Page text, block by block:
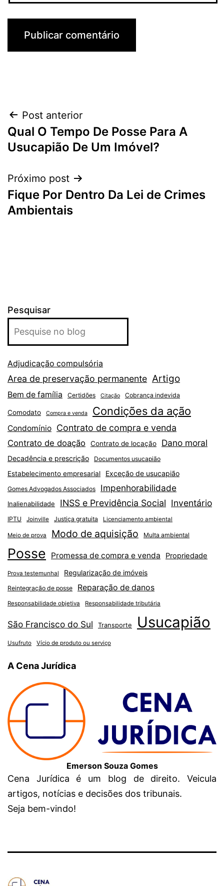
Navegação
de
Post anterior
Qual O Tempo De Posse Para A
Usucapião De Um Imóvel?
Próximo post
Fique Por Dentro Da Lei de Crimes
Ambientais
Pesquisar
Adjudicação compulsória
Area de preservação permanente Artigo
Bem de família Certidões Citação Cobrança indevida
Comodato Compra e venda Condições da ação
Condomínio Contrato de compra e venda
Contrato de doação Contrato de locação Dano moral
Decadência e prescrição Documentos usucapião
Estabelecimento empresarial Exceção de usucapião
Gomes Advogados Associados Impenhorabilidade
Inalienabilidade INSS e Previdência Social Inventário
IPTU Joinville Justiça gratuita Licenciamento ambiental
Meio de prova Modo de aquisição Multa ambiental
Posse Promessa de compra e venda Propriedade
Prova testemunhal Regularização de imóveis
Reintegração de posse Reparação de danos
Responsabilidade objetiva Responsabilidade tributária
São Francisco do Sul Transporte Usucapião
Usufruto Vício de produto ou serviço
A Cena Jurídica
Emerson Souza Gomes
Cena Jurídica é um blog de direito. Veicula
artigos, notícias e decisões dos tribunais.
Seja bem-vindo!